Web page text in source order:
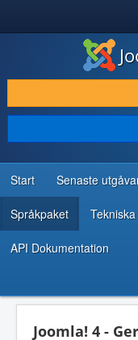
LADDA NER & UTÖKA
UPPTÄCK & LÄR
GEMENSKAP & SUPPORT
RESURSER FÖR
Start Senaste
Språkpaket
API Dokumentation
Joomla! 4 -